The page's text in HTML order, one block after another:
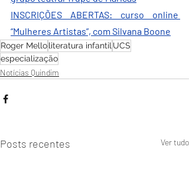
INSCRIÇÕES ABERTAS: curso online
“Mulheres Artistas”, com Silvana Boone
Roger Melloliteratura infantil UCS
especialização
Notícias Quindim
Posts recentes Ver tudo